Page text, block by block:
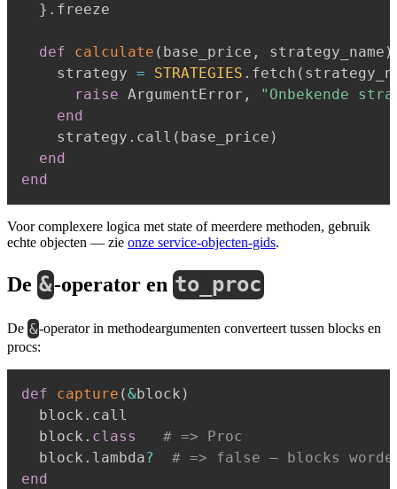
} . freeze
def calculate ( base_price , strategy_name )
    strategy
= STRATEGIES . fetch (
raise ArgumentError ,
"Onbekende
end
    strategy
. call ( base_price )
end
end
Voor complexere logica met state of meerdere methoden, gebruik
echte objecten — zie onze service-objecten-gids.
De &-operator en to_proc
De &-operator in methodeargumenten converteert tussen blocks en
procs:
def capture (&block )
  block
. call
  block
. class
# => Proc
  block
. lambda?
# => false — blocks
end